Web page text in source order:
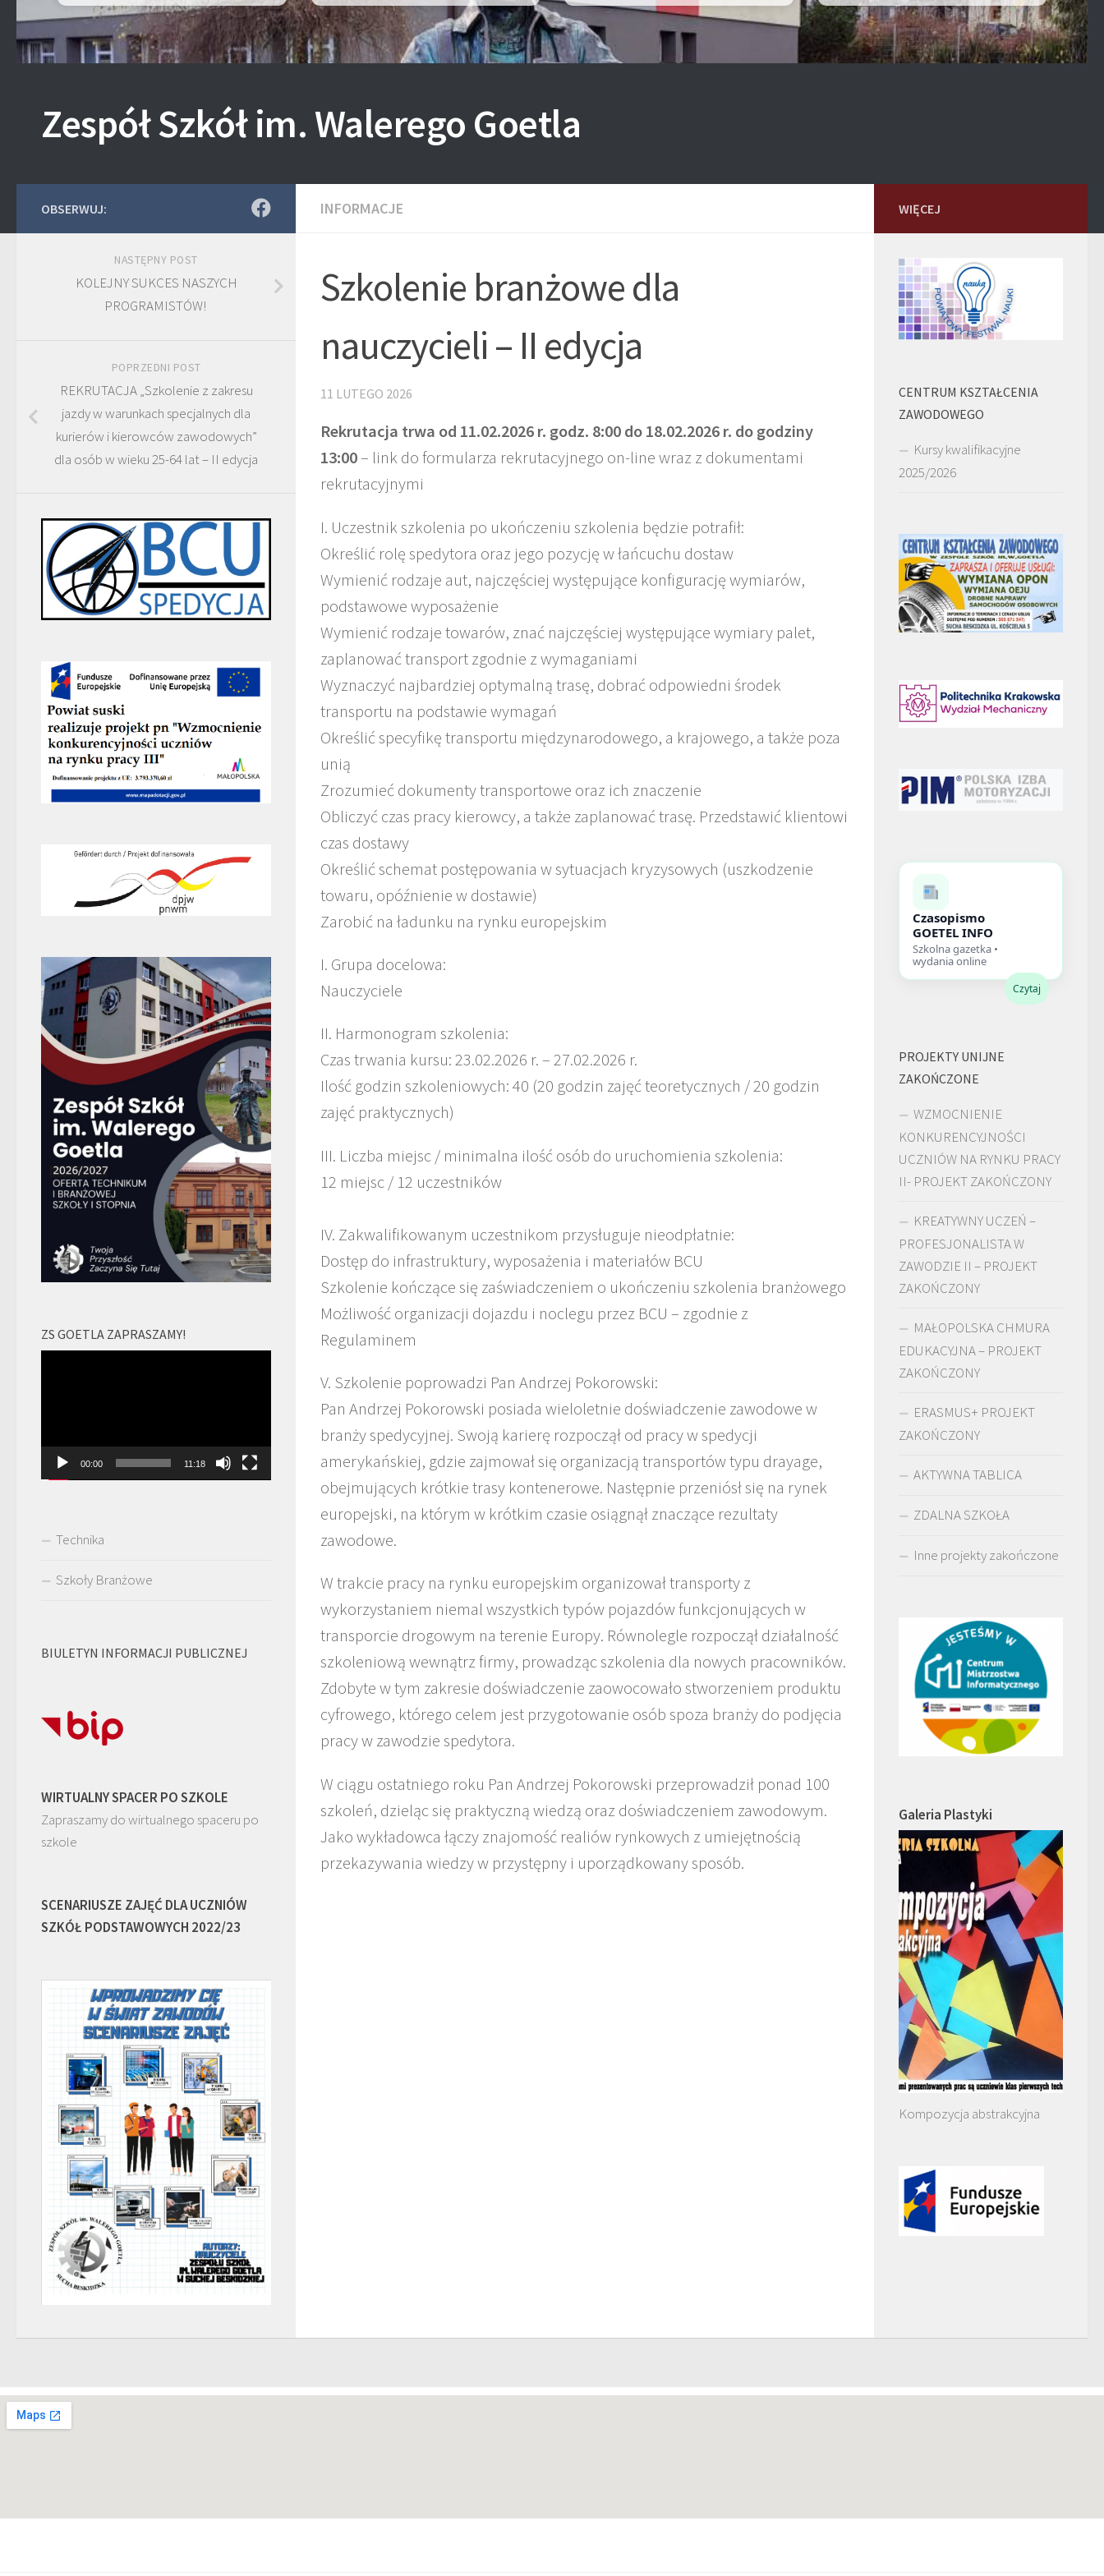
Zespół Szkół im. Walerego Goetla
INFORMACJE
Szkolenie branżowe dla
nauczycieli – II edycja
11 LUTEGO 2026
Rekrutacja trwa od 11.02.2026 r. godz. 8:00 do 18.02.2026 r. do godziny
13:00– link do formularza rekrutacyjnego on-line wraz z dokumentami
rekrutacyjnymi
I. Uczestnik szkolenia po ukończeniu szkolenia będzie potrafił:
Określić rolę spedytora oraz jego pozycję w łańcuchu dostaw
Wymienić rodzaje aut, najczęściej występujące konfigurację wymiarów,
podstawowe wyposażenie
Wymienić rodzaje towarów, znać najczęściej występujące wymiary palet,
zaplanować transport zgodnie z wymaganiami
Wyznaczyć najbardziej optymalną trasę, dobrać odpowiedni środek
transportu na podstawie wymagań
Określić specyfikę transportu międzynarodowego, a krajowego, a także poza
unią
Zrozumieć dokumenty transportowe oraz ich znaczenie
Obliczyć czas pracy kierowcy, a także zaplanować trasę. Przedstawić klientowi
czas dostawy
Określić schemat postępowania w sytuacjach kryzysowych (uszkodzenie
towaru, opóźnienie w dostawie)
Zarobić na ładunku na rynku europejskim
I. Grupa docelowa:
Nauczyciele
II. Harmonogram szkolenia:
Czas trwania kursu: 23.02.2026 r. – 27.02.2026 r.
Ilość godzin szkoleniowych: 40 (20 godzin zajęć teoretycznych / 20 godzin
zajęć praktycznych)
III. Liczba miejsc / minimalna ilość osób do uruchomienia szkolenia:
12 miejsc / 12 uczestników
IV. Zakwalifikowanym uczestnikom przysługuje nieodpłatnie:
Dostęp do infrastruktury, wyposażenia i materiałów BCU
Szkolenie kończące się zaświadczeniem o ukończeniu szkolenia branżowego
Możliwość organizacji dojazdu i noclegu przez BCU – zgodnie z
Regulaminem
V. Szkolenie poprowadzi Pan Andrzej Pokorowski:
Pan Andrzej Pokorowski posiada wieloletnie doświadczenie zawodowe w
branży spedycyjnej. Swoją karierę rozpoczął od pracy w spedycji
amerykańskiej, gdzie zajmował się organizacją transportów typu drayage,
obejmujących krótkie trasy kontenerowe. Następnie przeniósł się na rynek
europejski, na którym w krótkim czasie osiągnął znaczące rezultaty
zawodowe.
W trakcie pracy na rynku europejskim organizował transporty z
wykorzystaniem niemal wszystkich typów pojazdów funkcjonujących w
transporcie drogowym na terenie Europy. Równolegle rozpoczął działalność
szkoleniową wewnątrz firmy, prowadząc szkolenia dla nowych pracowników.
Zdobyte w tym zakresie doświadczenie zaowocowało stworzeniem produktu
cyfrowego, którego celem jest przygotowanie osób spoza branży do podjęcia
pracy w zawodzie spedytora.
W ciągu ostatniego roku Pan Andrzej Pokorowski przeprowadził ponad 100
szkoleń, dzieląc się praktyczną wiedzą oraz doświadczeniem zawodowym.
Jako wykładowca łączy znajomość realiów rynkowych z umiejętnością
przekazywania wiedzy w przystępny i uporządkowany sposób.
OBSERWUJ:
NASTĘPNY POST
KOLEJNY SUKCES NASZYCH
PROGRAMISTÓW!
POPRZEDNI POST
REKRUTACJA „Szkolenie z zakresu
jazdy w warunkach specjalnych dla
kurierów i kierowców zawodowych”
dla osób w wieku 25-64 lat – II edycja
ZS GOETLA ZAPRASZAMY!
00:00 11:18
Technika
Szkoły Branżowe
BIULETYN INFORMACJI PUBLICZNEJ
WIRTUALNY SPACER PO SZKOLE
Zapraszamy do wirtualnego spaceru po
szkole
SCENARIUSZE ZAJĘĆ DLA UCZNIÓW
SZKÓŁ PODSTAWOWYCH 2022/23
WIĘCEJ
CENTRUM KSZTAŁCENIA
ZAWODOWEGO
Kursy kwalifikacyjne
2025/2026
Czasopismo
GOETEL INFO
Szkolna gazetka •
wydania online
Czytaj
PROJEKTY UNIJNE
ZAKOŃCZONE
WZMOCNIENIE
KONKURENCYJNOŚCI
UCZNIÓW NA RYNKU PRACY
II- PROJEKT ZAKOŃCZONY
KREATYWNY UCZEŃ –
PROFESJONALISTA W
ZAWODZIE II – PROJEKT
ZAKOŃCZONY
MAŁOPOLSKA CHMURA
EDUKACYJNA – PROJEKT
ZAKOŃCZONY
ERASMUS+ PROJEKT
ZAKOŃCZONY
AKTYWNA TABLICA
ZDALNA SZKOŁA
Inne projekty zakończone
Galeria Plastyki
Kompozycja abstrakcyjna